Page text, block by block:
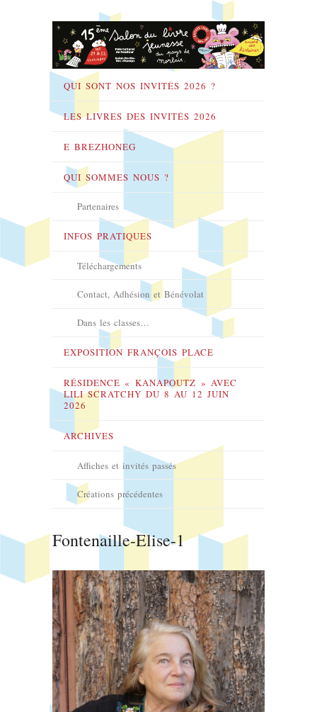
QUI SONT NOS INVITÉS 2026 ?
LES LIVRES DES INVITÉS 2026
E BREZHONEG
QUI SOMMES NOUS ?
Partenaires
INFOS PRATIQUES
Téléchargements
Contact, Adhésion et Bénévolat
Dans les classes…
EXPOSITION FRANÇOIS PLACE
RÉSIDENCE « KANAPOUTZ » AVEC
LILI SCRATCHY DU 8 AU 12 JUIN
2026
ARCHIVES
Affiches et invités passés
Créations précédentes
Fontenaille-Elise-1